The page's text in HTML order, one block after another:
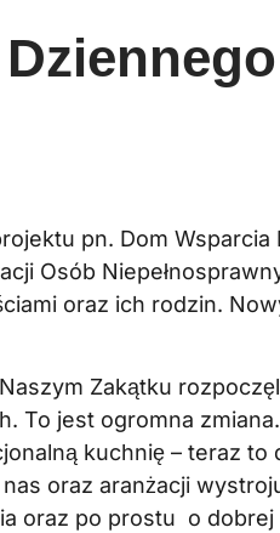
pn. Dom
Osób
oraz ich rodzin.
Zakątku
To jest ogromna
kuchnię – teraz to
oraz aranżacji
oraz po prostu o